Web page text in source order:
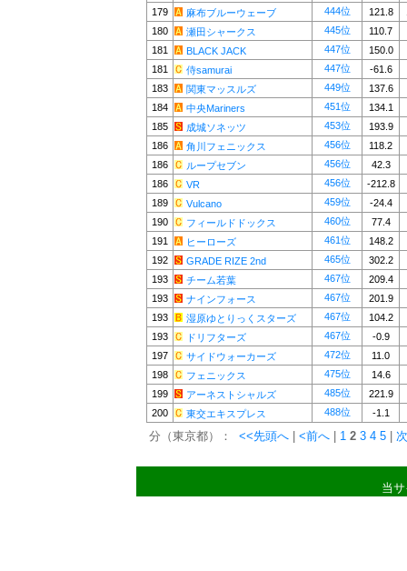
179
麻布ブルーウェーブ 444位 121.8
180
瀬田シャークス 445位
110.7
181
BLACK JACK 447位
150.0
181
侍samurai 447位
-61.6
183
関東マッスルズ 449位
137.6
184
中央Mariners 451位
134.1
185
成城ソネッツ 453位
193.9
186
角川フェニックス 456位
118.2
186
ループセブン 456位
42.3
186
VR 456位
-212.8
189
Vulcano 459位
-24.4
190
フィールドドックス 460位
77.4
191
ヒーローズ 461位
148.2
192
GRADE RIZE 2nd 465位
302.2
193
チーム若葉 467位
209.4
193
ナインフォース 467位
201.9
193
湿原ゆとりっくスターズ 467位
104.2
193
ドリフターズ 467位
-0.9
197
サイドウォーカーズ 472位
11.0
198
フェニックス 475位
14.6
199
アーネストシャルズ 485位
221.9
200
東交エキスプレス 488位 -1.1
分（東京都）： <<先頭へ <前へ 1 2 3 4 5
当